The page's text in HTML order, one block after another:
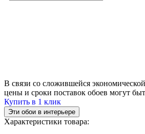
В связи со сложившейся
цены и сроки поставок обоев могут
Купить в 1 клик
Эти обои в интерьере
Характеристики товара: